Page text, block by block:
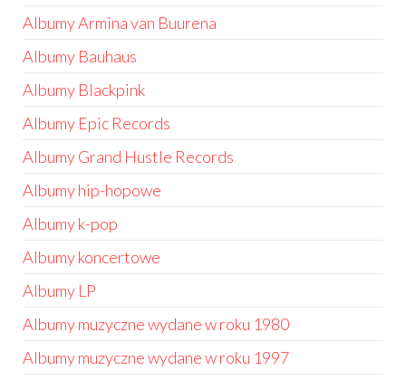
Albumy Armina van Buurena
Albumy Bauhaus
Albumy Blackpink
Albumy Epic Records
Albumy Grand Hustle Records
Albumy hip-hopowe
Albumy k-pop
Albumy koncertowe
Albumy LP
Albumy muzyczne wydane w roku 1980
Albumy muzyczne wydane w roku 1997